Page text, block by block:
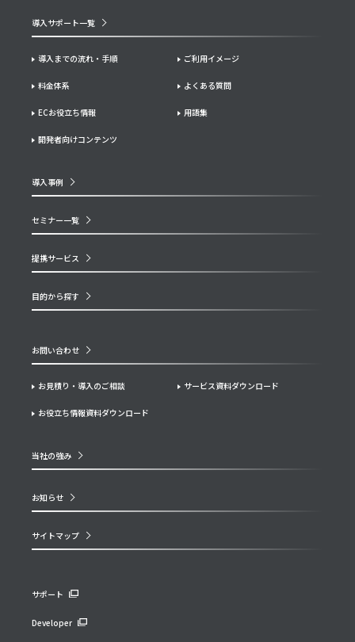
導入サポート一覧
導入までの流れ・手順 ご利用イメージ
料金体系 よくある質問
ECお役立ち情報 用語集
開発者向けコンテンツ
導入事例
セミナー一覧
提携サービス
目的から探す
当社の強み
お知らせ
お問い合わせ
お見積り・導入のご相談 サービス資料ダウンロード
お役立ち情報資料ダウンロード
サイトマップ
サポート
Developer